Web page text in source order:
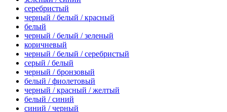
серебристый
черный / белый / красный
белый
черный / белый / зеленый
коричневый
черный / белый / серебристый
серый / белый
черный / бронзовый
белый / фиолетовый
черный / красный / желтый
белый / синий
синий / черный